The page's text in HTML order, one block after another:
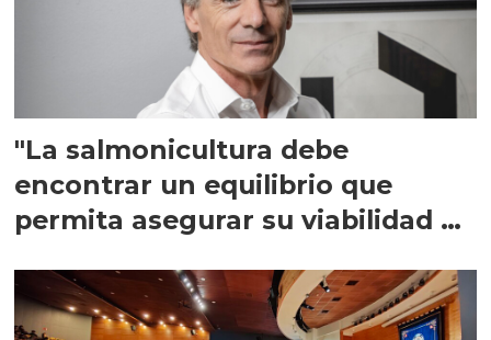
"La salmonicultura debe
encontrar un equilibrio que
permita asegurar su viabilidad de